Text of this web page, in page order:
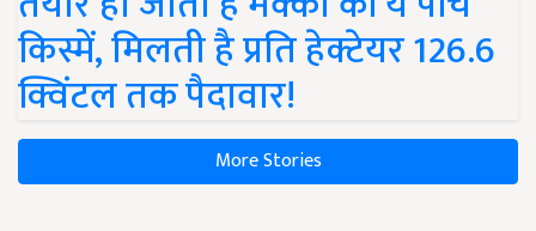
किस्में, मिलती है प्रति हेक्टेयर 126.6
क्विंटल तक पैदावार!
More Stories